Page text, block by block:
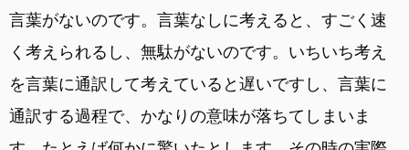
言葉がないのです。言葉なしに考えると、すごく速
く考えられるし、無駄がないのです。いちいち考え
を言葉に通訳して考えていると遅いですし、言葉に
通訳する過程で、かなりの意味が落ちてしまいま